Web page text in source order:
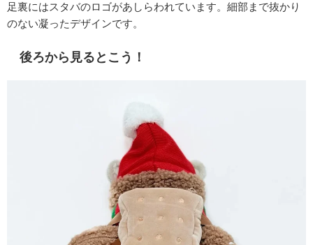
足裏にはスタバのロゴがあしらわれています。細部まで抜かり
のない凝ったデザインです。
後ろから見るとこう！